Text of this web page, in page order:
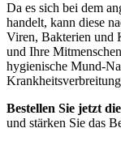
Da es sich bei dem
handelt, kann diese
Viren, Bakterien und
und Ihre
hygienische Mund-
Bestellen Sie jetzt
und stärken Sie das